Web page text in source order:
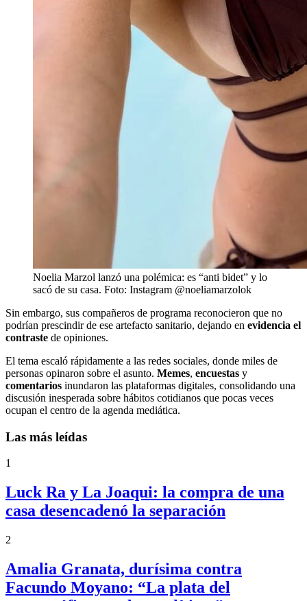
Noelia Marzol lanzó una polémica: es “anti bidet” y lo
sacó de su casa. Foto: Instagram @noeliamarzolok
Sin embargo, sus compañeros de programa reconocieron que no
podrían prescindir de ese artefacto sanitario, dejando en evidencia el
contraste de opiniones.
El tema escaló rápidamente a las redes sociales, donde miles de
personas opinaron sobre el asunto. Memes, encuestas y
comentarios inundaron las plataformas digitales, consolidando una
discusión inesperada sobre hábitos cotidianos que pocas veces
ocupan el centro de la agenda mediática.
Las más leídas
1
Luck Ra y La Joaqui: la compra de una
casa desencadenó la separación
2
Amalia Granata, durísima contra
Facundo Moyano: “La plata del